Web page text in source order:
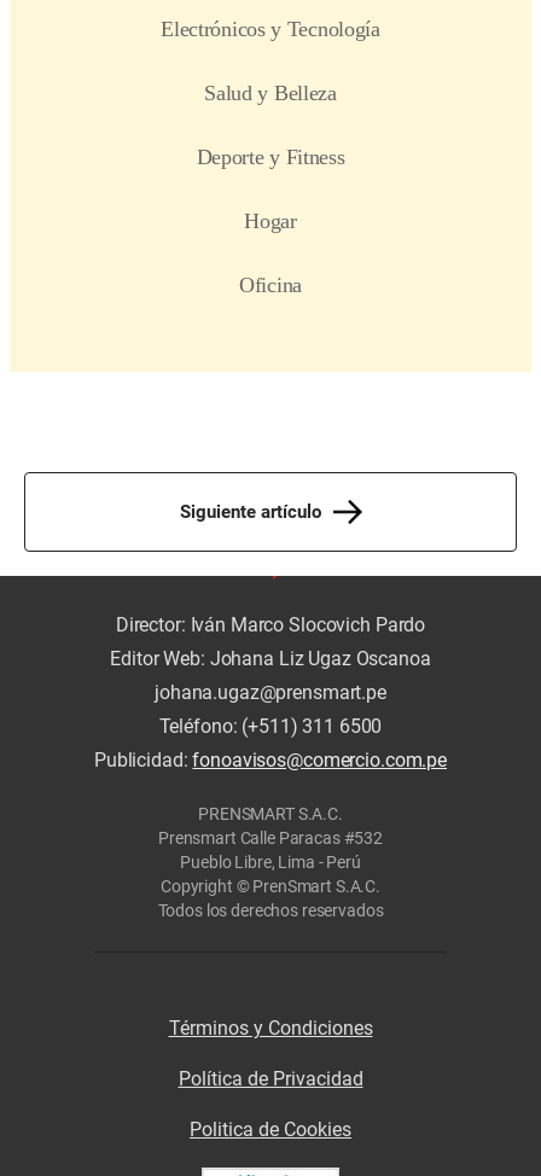
Siguiente artículo
Director: Iván Marco Slocovich Pardo
Editor Web: Johana Liz Ugaz Oscanoa
johana.ugaz@prensmart.pe
Teléfono: (+511) 311 6500
Publicidad:fonoavisos@comercio.com.pe
PRENSMART S.A.C.
Prensmart Calle Paracas #532
Pueblo Libre, Lima - Perú
Copyright © PrenSmart S.A.C.
Todos los derechos reservados
Términos y Condiciones
Política de Privacidad
Politica de Cookies